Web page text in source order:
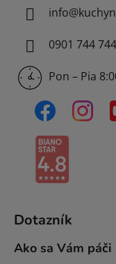
info@
0901 744 744
Pon – Pia
Dotazník
Ako sa Vám páči